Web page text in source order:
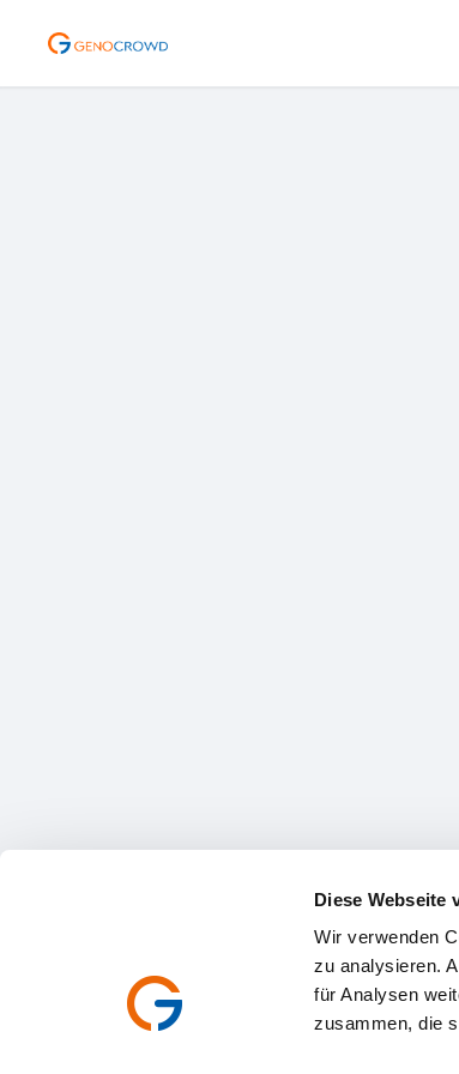
Diese Webseite
Wir verwenden
zu analysieren.
für Analysen
zusammen, die